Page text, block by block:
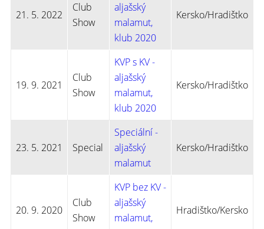
21. 5. 2022
Club
Show
aljašský
malamut,
klub 2020
Kersko/Hradištko
19. 9. 2021
Club
Show
KVP s KV -
aljašský
malamut,
klub 2020
Kersko/Hradištko
23. 5. 2021 Special
Speciální -
aljašský
malamut
Kersko/Hradištko
20. 9. 2020
Club
Show
KVP bez KV -
aljašský
malamut,
Hradištko/Kersko